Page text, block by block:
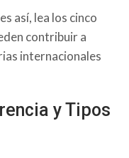
así, lea los cinco
contribuir a
internacionales
y Tipos